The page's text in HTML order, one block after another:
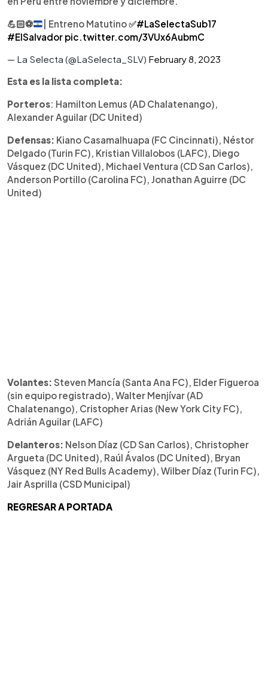
💪🏻⚽️ | Entreno Matutino✅#LaSelectaSub17
#ElSalvador pic.twitter.com/3VUx6AubmC
— La Selecta (@LaSelecta_SLV) February 8, 2023
Esta es la lista completa:
Porteros: Hamilton Lemus (AD Chalatenango),
Alexander Aguilar (DC United)
Defensas: Kiano Casamalhuapa (FC Cincinnati), Néstor
Delgado (Turin FC), Kristian Villalobos (LAFC), Diego
Vásquez (DC United), Michael Ventura (CD San Carlos),
Anderson Portillo (Carolina FC), Jonathan Aguirre (DC
United)
Volantes: Steven Mancía (Santa Ana FC), Elder Figueroa
(sin equipo registrado), Walter Menjívar (AD
Chalatenango), Cristopher Arias (New York City FC),
Adrián Aguilar (LAFC)
Delanteros: Nelson Díaz (CD San Carlos), Christopher
Argueta (DC United), Raúl Ávalos (DC United), Bryan
Vásquez (NY Red Bulls Academy), Wilber Díaz (Turin FC),
Jair Asprilla (CSD Municipal)
REGRESAR A PORTADA